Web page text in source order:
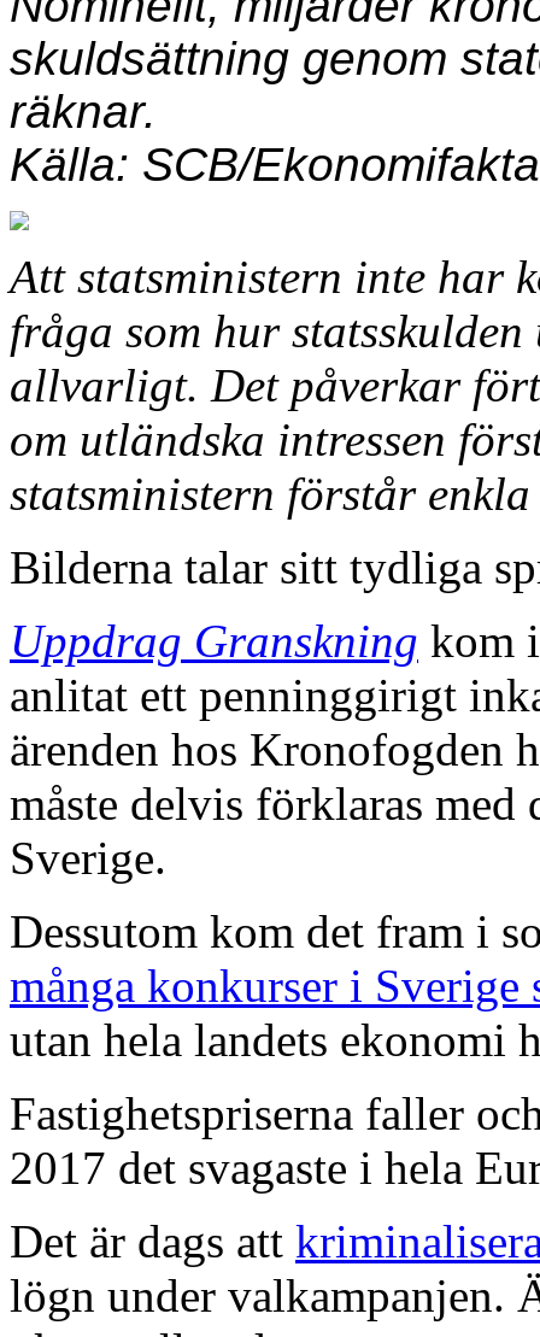
skuldsättning genom
räknar.
Källa: SCB/
Att statsministern inte har
fråga som hur
allvarligt. Det påverkar
om utländska intressen
statsministern förstår
Bilderna talar sitt tydliga
Uppdrag Granskning kom
anlitat ett penninggirigt
ärenden hos Kronofogden
måste delvis förklaras
Sverige.
Dessutom kom det fram i
många konkurser i Sverige
utan hela landets ekonomi
Fastighetspriserna faller
2017 det svagaste i hela
Det är dags att
lögn under valkampanjen.